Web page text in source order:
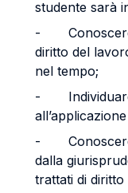
studente sarà
- Conoscere
diritto del
nel tempo;
- Individuare
- Conoscere
dalla
trattati di